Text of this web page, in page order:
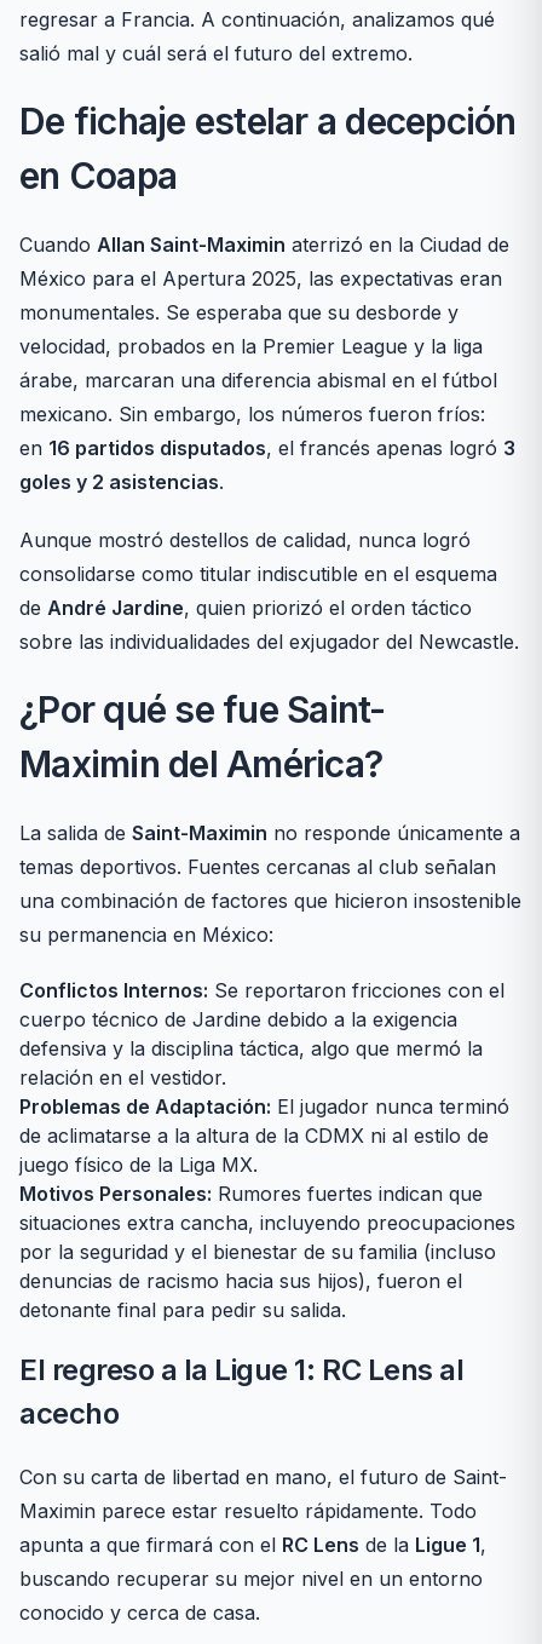
regresar a Francia. A continuación, analizamos qué
salió mal y cuál será el futuro del extremo.
De fichaje estelar a decepción
en Coapa
Cuando Allan Saint-Maximin aterrizó en la Ciudad de
México para el Apertura 2025, las expectativas eran
monumentales. Se esperaba que su desborde y
velocidad, probados en la Premier League y la liga
árabe, marcaran una diferencia abismal en el fútbol
mexicano. Sin embargo, los números fueron fríos:
en 16 partidos disputados, el francés apenas logró 3
goles y 2 asistencias.
Aunque mostró destellos de calidad, nunca logró
consolidarse como titular indiscutible en el esquema
de André Jardine, quien priorizó el orden táctico
sobre las individualidades del exjugador del Newcastle.
¿Por qué se fue Saint-
Maximin del América?
La salida de Saint-Maximin no responde únicamente a
temas deportivos. Fuentes cercanas al club señalan
una combinación de factores que hicieron insostenible
su permanencia en México:
Conflictos Internos: Se reportaron fricciones con el
cuerpo técnico de Jardine debido a la exigencia
defensiva y la disciplina táctica, algo que mermó la
relación en el vestidor.
Problemas de Adaptación: El jugador nunca terminó
de aclimatarse a la altura de la CDMX ni al estilo de
juego físico de la Liga MX.
Motivos Personales: Rumores fuertes indican que
situaciones extra cancha, incluyendo preocupaciones
por la seguridad y el bienestar de su familia (incluso
denuncias de racismo hacia sus hijos), fueron el
detonante final para pedir su salida.
El regreso a la Ligue 1: RC Lens al
acecho
Con su carta de libertad en mano, el futuro de Saint-
Maximin parece estar resuelto rápidamente. Todo
apunta a que firmará con el RC Lens de la Ligue 1,
buscando recuperar su mejor nivel en un entorno
conocido y cerca de casa.